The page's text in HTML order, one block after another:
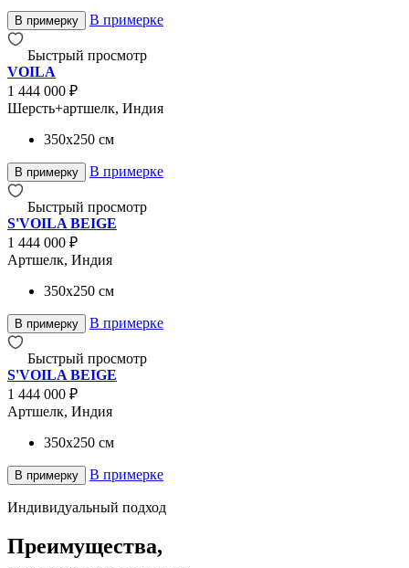
В примерку В примерке
Быстрый просмотр
VOILA
1 444 000 ₽
Шерсть+артшелк, Индия
350x250 см
В примерку В примерке
Быстрый просмотр
S'VOILA BEIGE
1 444 000 ₽
Артшелк, Индия
350x250 см
В примерку В примерке
Быстрый просмотр
S'VOILA BEIGE
1 444 000 ₽
Артшелк, Индия
350x250 см
В примерку В примерке
Индивидуальный подход
Преимущества,